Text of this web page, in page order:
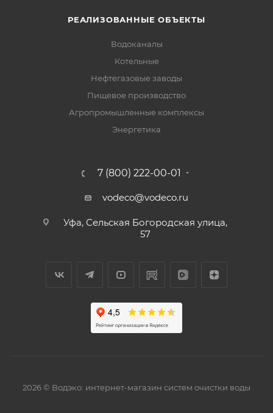
РЕАЛИЗОВАННЫЕ ОБЪЕКТЫ
Водоканалы
Котельные
Нефтегазовые заводы
Пищевое производство
Агропромышленные комплексы
Энергетика
7 (800) 222-00-01
vodeco@vodeco.ru
Уфа, Сельская Богородская улица,
57
2026 © Водэко: интернет-магазин систем очистки воды